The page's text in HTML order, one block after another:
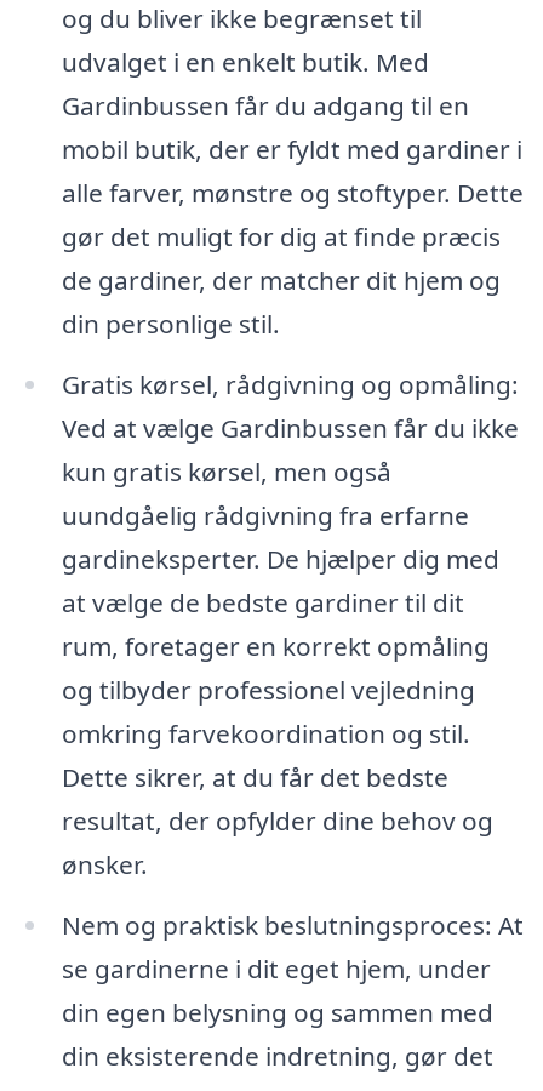
og du bliver ikke begrænset til
udvalget i en enkelt butik. Med
Gardinbussen får du adgang til en
mobil butik, der er fyldt med gardiner i
alle farver, mønstre og stoftyper. Dette
gør det muligt for dig at finde præcis
de gardiner, der matcher dit hjem og
din personlige stil.
Gratis kørsel, rådgivning og opmåling:
Ved at vælge Gardinbussen får du ikke
kun gratis kørsel, men også
uundgåelig rådgivning fra erfarne
gardineksperter. De hjælper dig med
at vælge de bedste gardiner til dit
rum, foretager en korrekt opmåling
og tilbyder professionel vejledning
omkring farvekoordination og stil.
Dette sikrer, at du får det bedste
resultat, der opfylder dine behov og
ønsker.
Nem og praktisk beslutningsproces: At
se gardinerne i dit eget hjem, under
din egen belysning og sammen med
din eksisterende indretning, gør det